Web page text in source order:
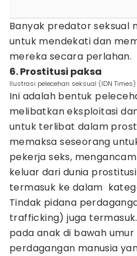
Banyak predator seksual
untuk mendekati dan
mereka secara perlahan.
6. Prostitusi paksa
Ilustrasi pelecehan seksual (IDN Times)
Ini adalah bentuk
melibatkan eksploitasi
untuk terlibat dalam
memaksa seseorang
pekerja seks,
keluar dari dunia
termasuk ke dalam
Tindak pidana
trafficking) juga
pada anak di bawah
perdagangan manusia